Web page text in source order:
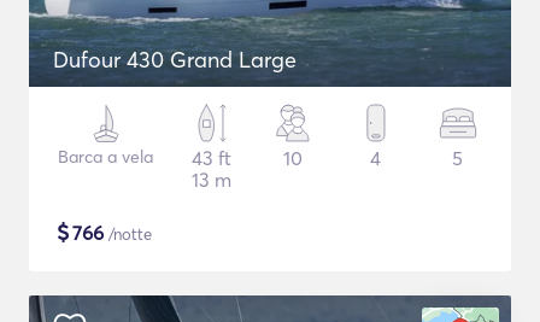
Dufour 430 Grand Large
Barca a vela
43 ft
13 m
10 4 5
$766 /notte